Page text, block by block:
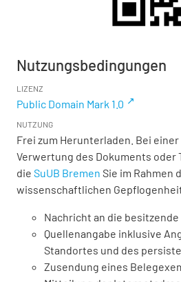
Nutzungsbedingungen
LIZENZ
Public Domain Mark 1.0
NUTZUNG
Frei zum Herunterladen. Bei
Verwertung des Dokuments oder
die SuUB Bremen Sie im Rahmen
wissenschaftlichen
Nachricht an die
Quellenangabe inklusive
Standortes und des
Zusendung eines